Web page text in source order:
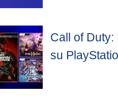
Call of
su